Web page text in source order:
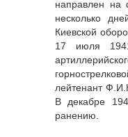
направлен на
несколько
Киевской
17 июля
лейтенант
В декабре
ранению.